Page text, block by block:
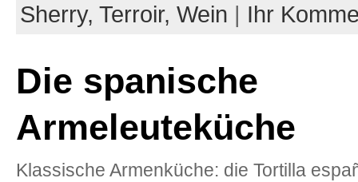
Sherry, Terroir, Wein | Ihr
Die spanische
Armeleuteküche
Klassische Armenküche: die Tortilla